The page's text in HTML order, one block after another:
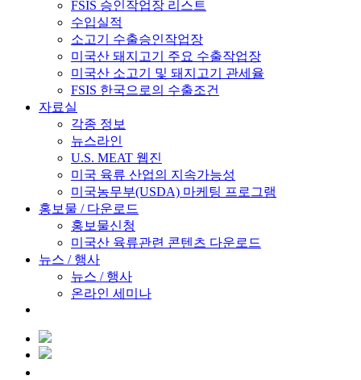
FSIS 승인작업장 리스트
수입실적
소고기 수출승인작업장
미국산 돼지고기 주요 수출작업장
미국산 소고기 및 돼지고기 관세율
FSIS 한국으로의 수출조건
자료실
각종 정보
뉴스라인
U.S. MEAT 웹진
미국 육류 산업의 지속가능성
미국농무부(USDA) 마케팅 프로그램
홍보물 / 다운로드
홍보물신청
미국산 육류관련 콘텐츠 다운로드
뉴스 / 행사
뉴스 / 행사
온라인 세미나